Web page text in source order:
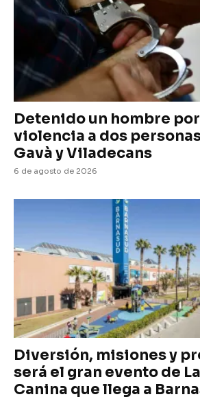
Detenido un hombre
violencia a dos
Gavà y Viladecans
6 de agosto de 2026
Diversión, misiones y
será el gran evento de
Canina que llega a